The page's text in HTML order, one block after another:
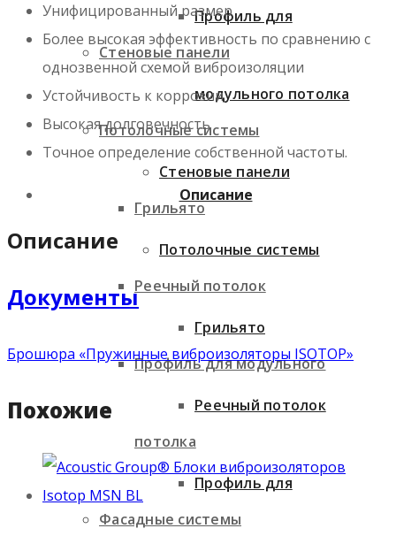
Стеновые панели
Потолочные системы
Грильято
Реечный потолок
Профиль для модульного
потолка
Фасадные системы
Профиль для
модульного потолка
Стеновые панели
Потолочные системы
Грильято
Реечный потолок
Профиль для
Унифицированный размер
Более высокая эффективность по сравнению с
однозвенной схемой виброизоляции
Устойчивость к коррозии
Высокая долговечность
Точное определение собственной частоты.
Описание
Описание
Документы
Брошюра «Пружинные виброизоляторы ISOTOP»
Похожие